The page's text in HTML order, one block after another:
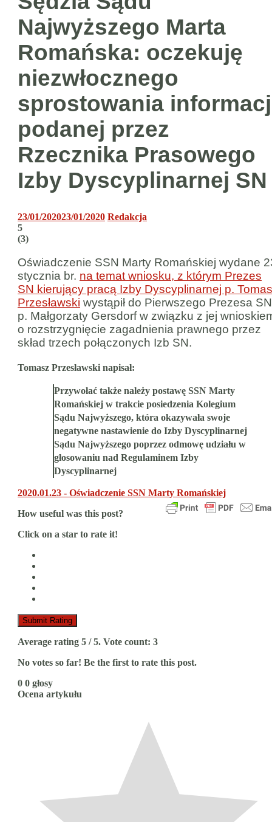
Najwyższego Marta
Romańska: oczekuję
niezwłocznego
sprostowania
podanej przez
Rzecznika Prasowego
Izby Dyscyplinarnej SN
23/01/202023/01/2020 Redakcja
5
(3)
Oświadczenie SSN Marty Romańskiej wydane
stycznia br. na temat wniosku, z którym Prezes
SN kierujący pracą Izby Dyscyplinarnej p.
Przesławski wystąpił do Pierwszego Prezesa SN
p. Małgorzaty Gersdorf w związku z jej
o rozstrzygnięcie zagadnienia prawnego przez
skład trzech połączonych Izb SN.
Tomasz Przesławski napisał:
Przywołać także należy postawę SSN Marty
Romańskiej w trakcie posiedzenia Kolegium
Sądu Najwyższego, która okazywała swoje
negatywne nastawienie do Izby Dyscyplinarnej
Sądu Najwyższego poprzez odmowę udziału w
głosowaniu nad Regulaminem Izby
Dyscyplinarnej
2020.01.23 - Oświadczenie SSN Marty Romańskiej
How useful was this post?
Click on a star to rate it!
Submit Rating
Average rating 5 / 5. Vote count: 3
No votes so far! Be the first to rate this post.
0 0 głosy
Ocena artykułu